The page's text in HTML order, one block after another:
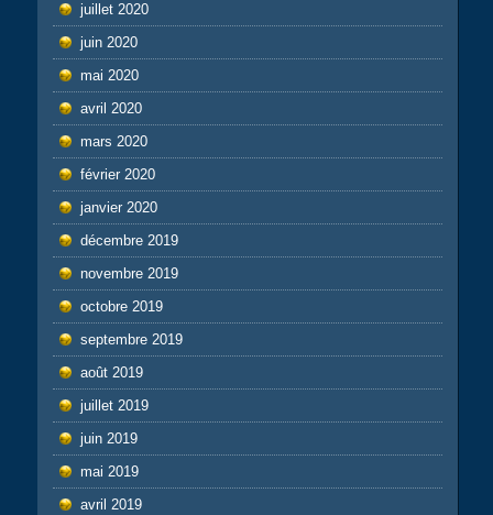
juillet 2020
juin 2020
mai 2020
avril 2020
mars 2020
février 2020
janvier 2020
décembre 2019
novembre 2019
octobre 2019
septembre 2019
août 2019
juillet 2019
juin 2019
mai 2019
avril 2019